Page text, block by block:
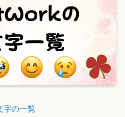
字の一覧